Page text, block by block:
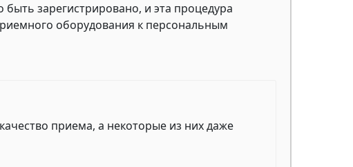
зарегистрировано, и эта процедура
оборудования к персональным
приема, а некоторые из них даже